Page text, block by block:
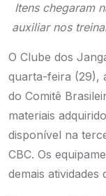
Itens chegaram
auxiliar nos
O Clube dos
quarta-feira (29),
do Comitê
materiais
disponível na
CBC. Os
demais atividades